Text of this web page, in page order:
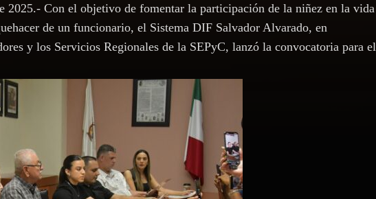
2025.- Con el objetivo de fomentar la participación de la niñez en la vida
de un funcionario, el Sistema DIF Salvador Alvarado, en
y los Servicios Regionales de la SEPyC, lanzó la convocatoria para el